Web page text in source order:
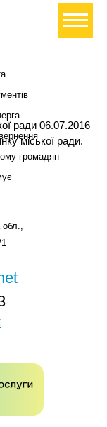
ради 06.07.2016
міської ради.
громадян
обл.,